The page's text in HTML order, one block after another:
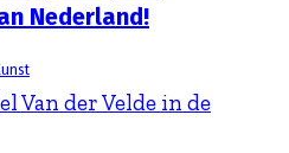
Nederland!